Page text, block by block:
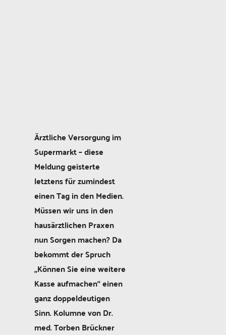
Ärztliche Versorgung im
Supermarkt – diese
Meldung geisterte
letztens für ­zumindest
einen Tag in den Medien.
Müssen wir uns in den
hausärztlichen Praxen
nun Sorgen machen? Da
bekommt der Spruch
„Können Sie eine weitere
Kasse aufmachen“ einen
ganz doppeldeutigen
Sinn. Kolumne von Dr.
med. Torben Brückner